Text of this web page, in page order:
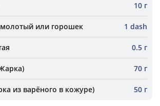
10 г
или горошек 1 dash
0.5 г
70 г
из варёного в кожуре) 50 г